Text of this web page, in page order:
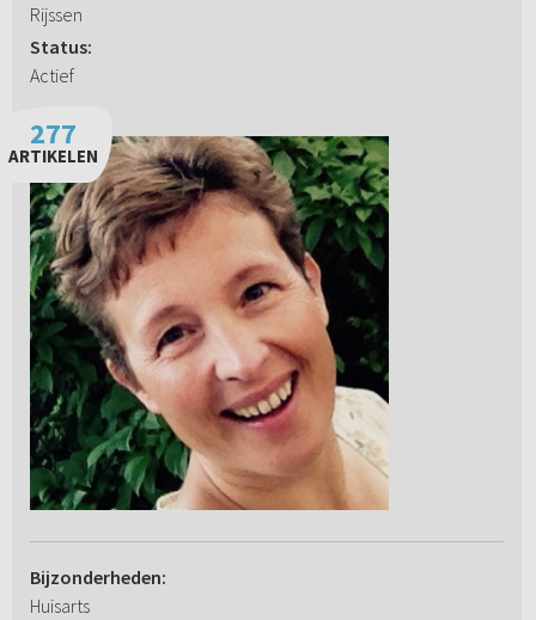
Rijssen
Status:
Actief
277
ARTIKELEN
Bijzonderheden:
Huisarts